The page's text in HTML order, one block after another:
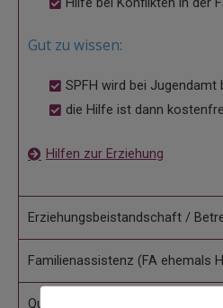
Gut zu wissen:
SPFH wird bei Jugendamt
die Hilfe ist dann
Hilfen zur Erziehung
Erziehungsbeistandschaft /
Familienassistenz (FA ehemals
Qualifizierte pädagogische